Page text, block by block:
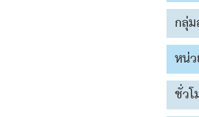
กลุ่
หน่
ชั่วโ